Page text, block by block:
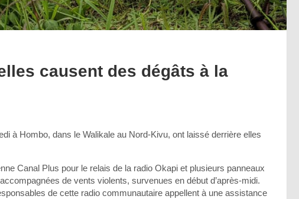
causent des dégâts à la
à Hombo, dans le Walikale au Nord-Kivu, ont laissé derrière elles
Canal Plus pour le relais de la radio Okapi et plusieurs panneaux
de vents violents, survenues en début d’après-midi.
de cette radio communautaire appellent à une assistance